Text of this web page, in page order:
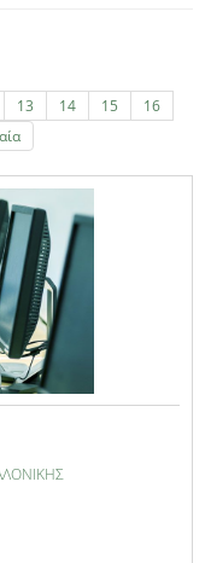
13 14 15
16